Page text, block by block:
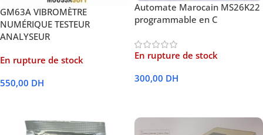
GM63A VIBROMÈTRE
NUMÉRIQUE TESTEUR
ANALYSEUR
En rupture de stock
550,00 DH
Automate Marocain MS26K22
programmable en C
En rupture de stock
300,00 DH